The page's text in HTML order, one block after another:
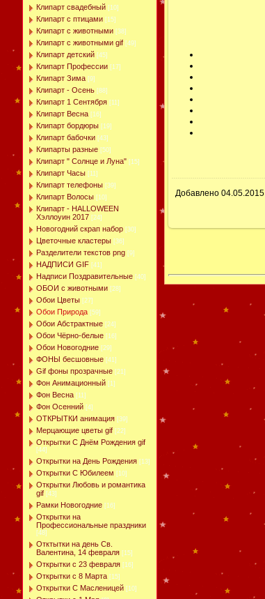
Клипарт свадебный [10]
Клипарт с птицами [15]
Клипарт с животными [38]
Клипарт с животными gif [49]
Клипарт детский [45]
Клипарт Профессии [17]
Клипарт Зима [9]
Клипарт - Осень [88]
Клипарт 1 Сентября [11]
Клипарт Весна [16]
Клипарт бордюры [19]
Клипарт бабочки [43]
Клипарты разные [50]
Клипарт " Солнце и Луна" [15]
Клипарт Часы [11]
Клипарт телефоны [39]
Клипарт Волосы [10]
Клипарт - HALLOWEEN
Хэллоуин 2017 [24]
Новогодний скрап набор [30]
Цветочные кластеры [36]
Разделители текстов png [9]
НАДПИСИ GIF [41]
Надписи Поздравительные [40]
ОБОИ с животными [28]
Обои Цветы [27]
Обои Природа [59]
Обои Абстрактные [24]
Обои Чёрно-белые [16]
Обои Новогодние [29]
ФОНЫ бесшовные [41]
Gif фоны прозрачные [21]
Фон Анимационный [1]
Фон Весна [11]
Фон Осенний [4]
ОТКРЫТКИ анимация [39]
Мерцающие цветы gif [22]
Открытки С Днём Рождения gif
[44]
Открытки на День Рождения [13]
Открытки С Юбилеем [10]
Открытки Любовь и романтика
gif [43]
Рамки Новогодние [16]
Открытки на
Профессиональные праздники
[48]
Отктытки на день Св.
Валентина, 14 февраля [15]
Открытки с 23 февраля [16]
Открытки с 8 Марта [15]
Открытки С Масленицей [10]
Добавлено 04.05.2015